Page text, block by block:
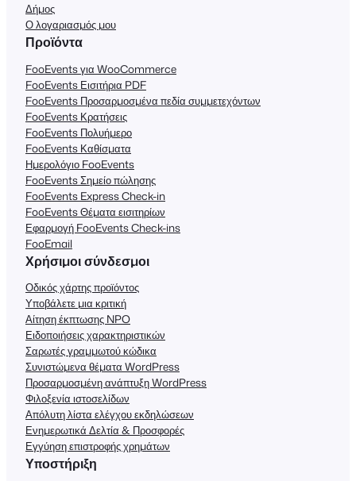
Δήμος
Ο λογαριασμός μου
Προϊόντα
FooEvents για WooCommerce
FooEvents Εισιτήρια PDF
FooEvents Προσαρμοσμένα πεδία συμμετεχόντων
FooEvents Κρατήσεις
FooEvents Πολυήμερο
FooEvents Καθίσματα
Ημερολόγιο FooEvents
FooEvents Σημείο πώλησης
FooEvents Express Check-in
FooEvents Θέματα εισιτηρίων
Εφαρμογή FooEvents Check-ins
FooEmail
Χρήσιμοι σύνδεσμοι
Οδικός χάρτης προϊόντος
Υποβάλετε μια κριτική
Αίτηση έκπτωσης NPO
Ειδοποιήσεις χαρακτηριστικών
Σαρωτές γραμμωτού κώδικα
Συνιστώμενα θέματα WordPress
Προσαρμοσμένη ανάπτυξη WordPress
Φιλοξενία ιστοσελίδων
Απόλυτη λίστα ελέγχου εκδηλώσεων
Ενημερωτικά Δελτία & Προσφορές
Εγγύηση επιστροφής χρημάτων
Υποστήριξη